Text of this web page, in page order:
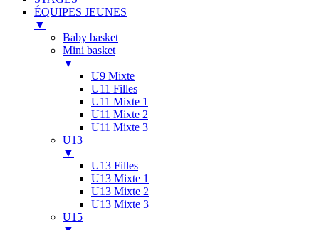
ÉQUIPES JEUNES
▼
Baby basket
Mini basket
▼
U9 Mixte
U11 Filles
U11 Mixte 1
U11 Mixte 2
U11 Mixte 3
U13
▼
U13 Filles
U13 Mixte 1
U13 Mixte 2
U13 Mixte 3
U15